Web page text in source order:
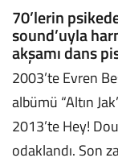
70’lerin
sound’uyla
akşamı dans
2003’te Evren
albümü “Altın
2013’te Hey!
odaklandı. Son